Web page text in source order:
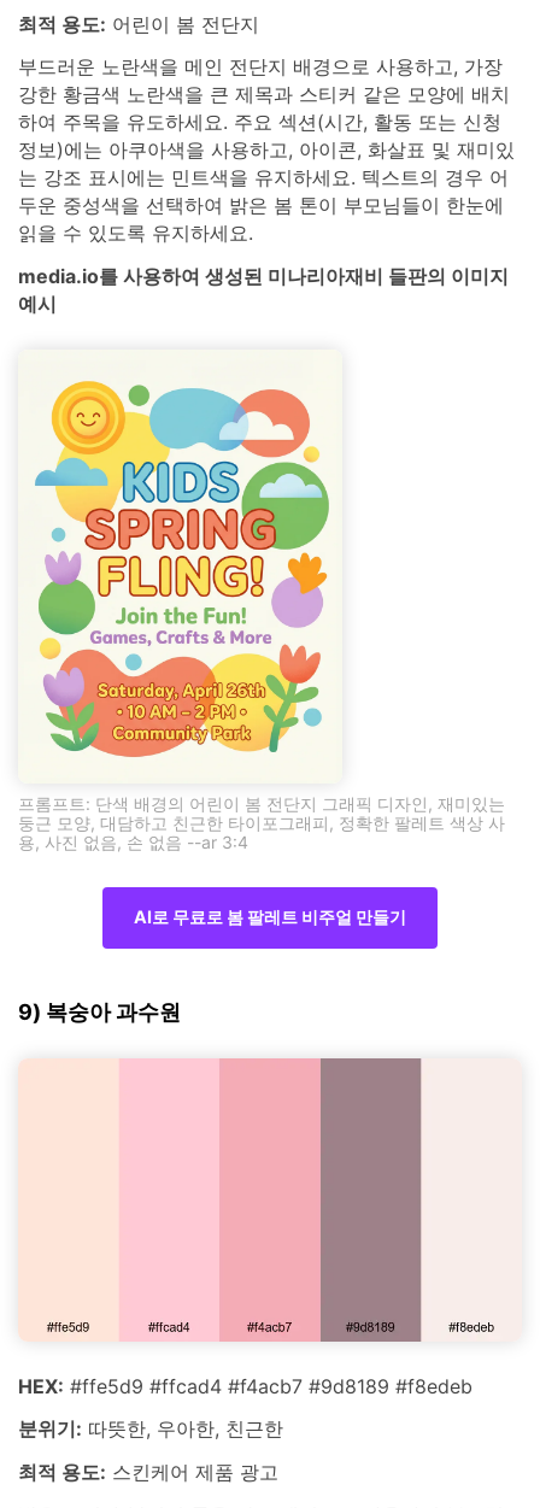
최적 용도: 어린이 봄 전단지
부드러운 노란색을 메인 전단지 배경으로 사용하고, 가장
강한 황금색 노란색을 큰 제목과 스티커 같은 모양에 배치
하여 주목을 유도하세요. 주요 섹션(시간, 활동 또는 신청
정보)에는 아쿠아색을 사용하고, 아이콘, 화살표 및 재미있
는 강조 표시에는 민트색을 유지하세요. 텍스트의 경우 어
두운 중성색을 선택하여 밝은 봄 톤이 부모님들이 한눈에
읽을 수 있도록 유지하세요.
media.io를 사용하여 생성된 미나리아재비 들판의 이미지
예시
프롬프트: 단색 배경의 어린이 봄 전단지 그래픽 디자인, 재미있는
둥근 모양, 대담하고 친근한 타이포그래피, 정확한 팔레트 색상 사
용, 사진 없음, 손 없음 --ar 3:4
AI로 무료로 봄 팔레트 비주얼 만들기
9) 복숭아 과수원
HEX: #ffe5d9 #ffcad4 #f4acb7 #9d8189 #f8edeb
분위기: 따뜻한, 우아한, 친근한
최적 용도: 스킨케어 제품 광고